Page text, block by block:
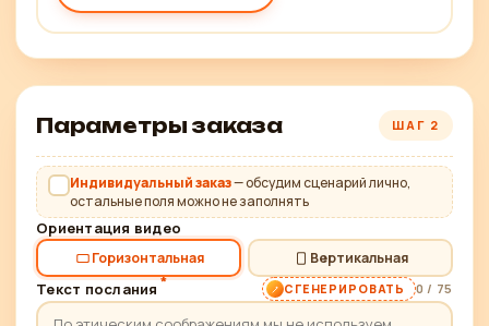
Параметры заказа ШАГ 2
Индивидуальный заказ— обсудим сценарий лично,
остальные поля можно не заполнять
Ориентация видео
Горизонтальная Вертикальная
Текст послания * СГЕНЕРИРОВАТЬ 0 / 75